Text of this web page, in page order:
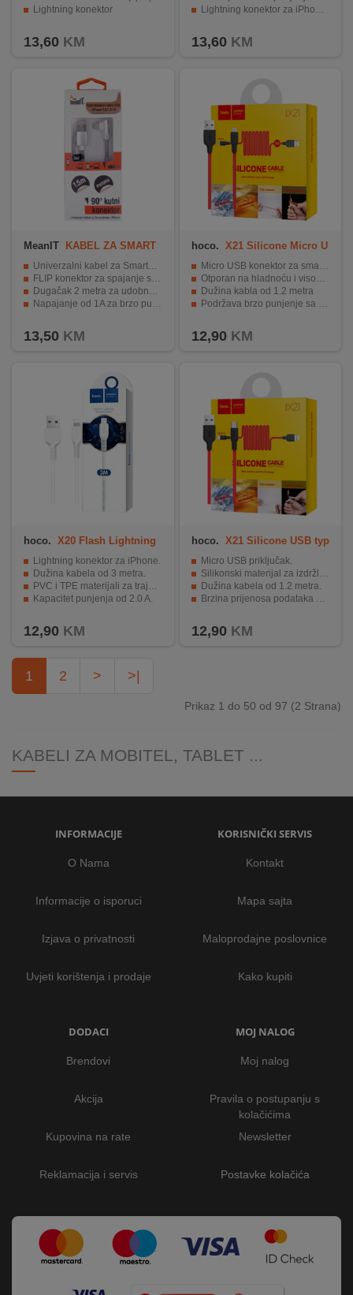
Lightning konektor
13,60 KM
Lightning konektor za iPhone 5/6 i iPAD
13,60 KM
MeanIT
KABEL ZA SMART
Univerzalni kabel za Smartphone i iPhone.
FLIP konektor za spajanje s obje strane.
Dugačak 2 metra za udobno korištenje.
Napajanje od 1A za brzo punjenje.
13,50 KM
hoco. X21 Silicone Micro U
Micro USB konektor za smartphone
Otporan na hladnoću i visoku temperaturu
Dužina kabla od 1.2 metra
Podržava brzo punjenje sa 2A
12,90 KM
hoco. X20 Flash Lightning
Lightning konektor za iPhone.
Dužina kabela od 3 metra.
PVC i TPE materijali za trajnost.
Kapacitet punjenja od 2.0 A.
12,90 KM
hoco. X21 Silicone USB typ
Micro USB priključak.
Silikonski materijal za izdržljivost.
Dužina kabela od 1.2 metra.
Brzina prijenosa podataka do 480 Mb/s.
12,90 KM
1 2 > >|
Prikaz 1 do 50 od 97 (2 Strana)
KABELI ZA MOBITEL, TABLET ...
INFORMACIJE
O Nama
Informacije o isporuci
Izjava o privatnosti
Uvjeti korištenja i prodaje
KORISNIČKI SERVIS
Kontakt
Mapa sajta
Maloprodajne poslovnice
Kako kupiti
DODACI
Brendovi
Akcija
Kupovina na rate
Reklamacija i servis
MOJ NALOG
Moj nalog
Pravila o postupanju s
kolačićima
Newsletter
Postavke kolačića